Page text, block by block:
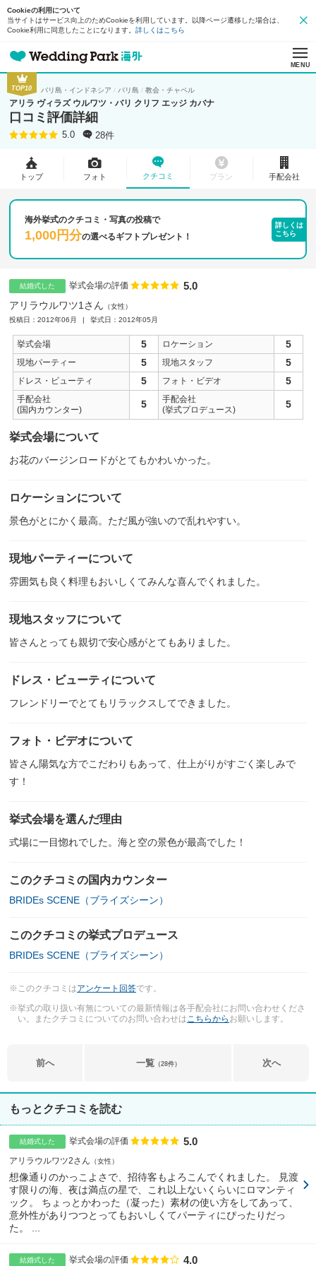
Cookieの利用について
当サイトはサービス向上のためCookieを利用しています。以降ページ遷移した場合は、
Cookie利用に同意したことになります。 詳しくはこちら
MENU
TOP10 バリ島・インドネシア バリ島 教会・チャペル
アリラ ヴィラズ ウルワツ・バリ クリフ エッジ カバナ
口コミ評価詳細
5.0 28件
トップ フォト クチコミ プラン 手配会社
海外挙式のクチコミ・写真の投稿で
1,000円分の選べるギフトプレゼント！
詳しくは
こちら
結婚式した 挙式会場の評価 点数
5.0
アリラウルワツ1さん
女性
投稿日：2012年06月
挙式日：2012年05月
挙式会場 5 ロケーション 5
現地パーティー 5 現地スタッフ 5
ドレス・ビューティ 5 フォト・ビデオ 5
手配会社
(国内カウンター)
5
手配会社
(挙式プロデュース)
5
挙式会場について
お花のバージンロードがとてもかわいかった。
ロケーションについて
景色がとにかく最高。ただ風が強いので乱れやすい。
現地パーティーについて
雰囲気も良く料理もおいしくてみんな喜んでくれました。
現地スタッフについて
皆さんとっても親切で安心感がとてもありました。
ドレス・ビューティについて
フレンドリーでとてもリラックスしてできました。
フォト・ビデオについて
皆さん陽気な方でこだわりもあって、仕上がりがすごく楽しみで
す！
挙式会場を選んだ理由
式場に一目惚れでした。海と空の景色が最高でした！
このクチコミの国内カウンター
BRIDEs SCENE（ブライズシーン）
このクチコミの挙式プロデュース
BRIDEs SCENE（ブライズシーン）
※このクチコミはアンケート回答です。
※挙式の取り扱い有無についての最新情報は各手配会社にお問い合わせくださ
い。またクチコミについてのお問い合わせはこちらから お願いします。
前へ 一覧（28件） 次へ
もっとクチコミを読む
結婚式した 挙式会場の評価 点数
5.0
アリラウルワツ2さん 女性
想像通りのかっこよさで、招待客もよろこんでくれました。 見渡
す限りの海、夜は満点の星で、これ以上ないくらいにロマンティ
ック。 ちょっとかわった（凝った）素材の使い方をしてあって、
意外性がありつつとってもおいしくてパーティにぴったりだっ
た。 ...
結婚式した 挙式会場の評価 点数
4.0